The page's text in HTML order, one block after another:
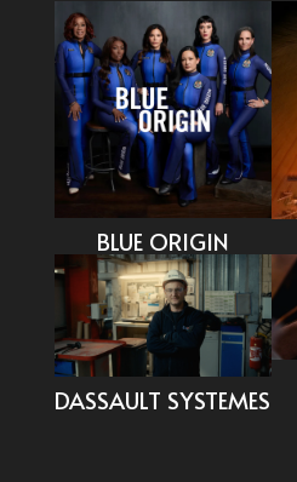
BLUE ORIGIN
DASSAULT SYSTEMES